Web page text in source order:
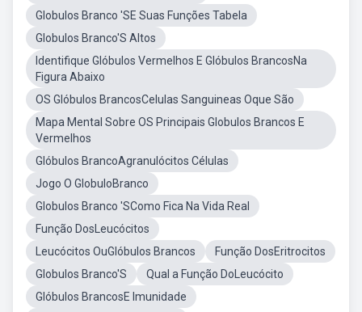
Globulos Branco 'SE Suas Funções Tabela
Globulos Branco'S Altos
Identifique Glóbulos Vermelhos E Glóbulos BrancosNa
Figura Abaixo
OS Glóbulos BrancosCelulas Sanguineas Oque São
Mapa Mental Sobre OS Principais Globulos Brancos E
Vermelhos
Glóbulos BrancoAgranulócitos Células
Jogo O GlobuloBranco
Globulos Branco 'SComo Fica Na Vida Real
Função DosLeucócitos
Leucócitos OuGlóbulos Brancos
Função DosEritrocitos
Globulos Branco'S
Qual a Função DoLeucócito
Glóbulos BrancosE Imunidade